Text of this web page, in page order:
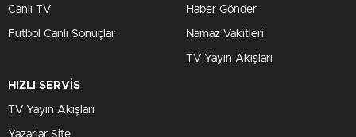
Canlı TV
Futbol Canlı Sonuçlar
Haber Gönder
Namaz Vakitleri
TV Yayın Akışları
HIZLI SERVİS
TV Yayın Akışları
Yazarlar Site